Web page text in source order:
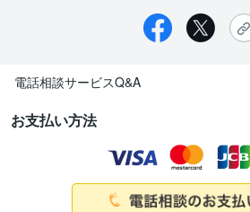
電話相談サービスQ&A
お支払い方法